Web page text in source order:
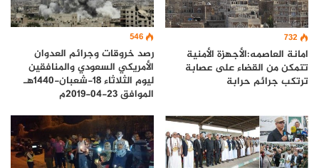
732
امانة العاصمه:الأجهزة الأمنية
تتمكن من القضاء على عصابة
ترتكب جرائم حرابة
546
رصد خروقات وجرائم العدوان
الأمريكي السعودي والمنافقين
ليوم الثلاثاء 18-شعبان-1440هـ
الموافق 23-04-2019م